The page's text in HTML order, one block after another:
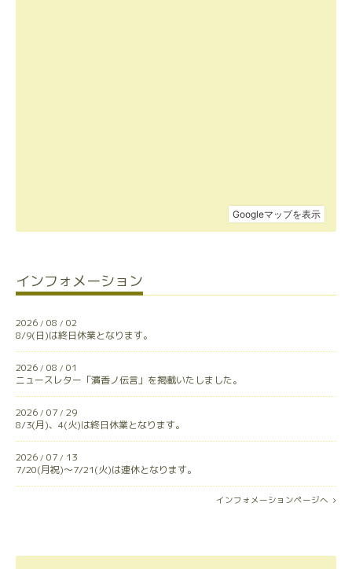
インフォメーション
2026 / 08 / 02
8/9(日)は終日休業となります。
2026 / 08 / 01
ニュースレター「濱香ノ伝言」を掲載いたしました。
2026 / 07 / 29
8/3(月)、4(火)は終日休業となります。
2026 / 07 / 13
7/20(月祝)〜7/21(火)は連休となります。
インフォメーションページへ